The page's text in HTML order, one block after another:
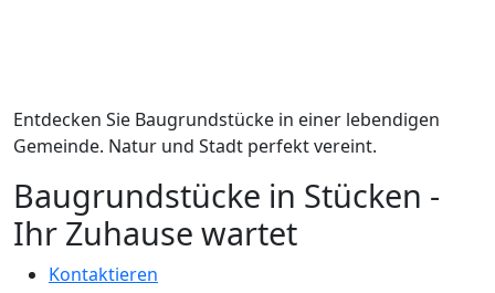
Entdecken Sie Baugrundstücke in einer lebendigen
Gemeinde. Natur und Stadt perfekt vereint.
Baugrundstücke in Stücken -
Ihr Zuhause wartet
Kontaktieren